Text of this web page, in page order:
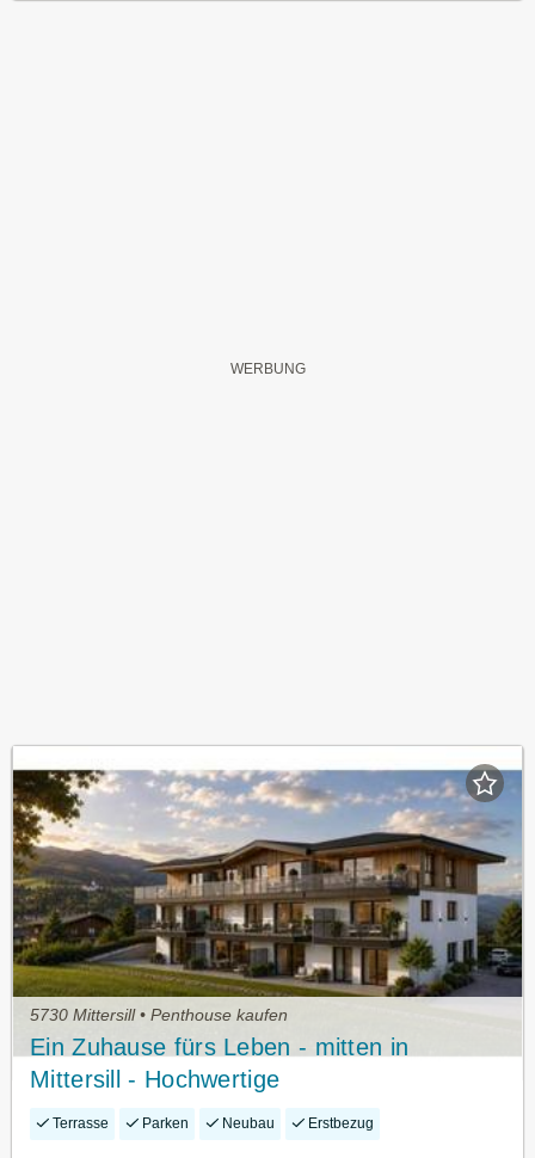
5730 Mittersill • Penthouse kaufen
Ein Zuhause fürs Leben - mitten in
Mittersill - Hochwertige
Eigentumswohnungen - NEUBAU/
Terrasse Parken Neubau Erstbezug